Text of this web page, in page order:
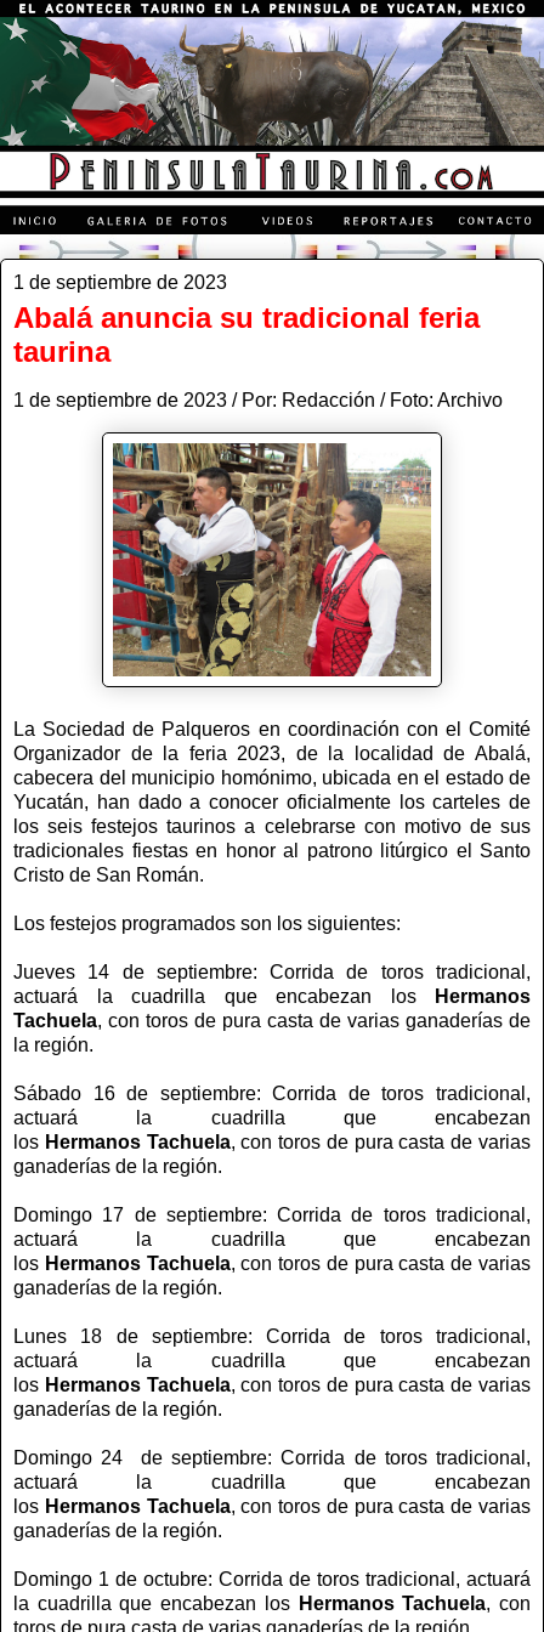
1 de septiembre de 2023
Abalá anuncia su tradicional feria
taurina
1 de septiembre de 2023 / Por: Redacción / Foto: Archivo
La Sociedad de Palqueros en coordinación con el Comité
Organizador de la feria 2023, de la localidad de Abalá,
cabecera del municipio homónimo, ubicada en el estado de
Yucatán, han dado a conocer oficialmente los carteles de
los seis festejos taurinos a celebrarse con motivo de sus
tradicionales fiestas en honor al patrono litúrgico el Santo
Cristo de San Román.
Los festejos programados son los siguientes:
Jueves 14 de septiembre: Corrida de toros tradicional,
actuará la cuadrilla que encabezan los
Hermanos
Tachuela, con toros de pura casta de varias ganaderías de
la región.
Sábado 16 de septiembre: Corrida de toros tradicional,
actuará la cuadrilla que encabezan
los Hermanos Tachuela, con toros de pura casta de varias
ganaderías de la región.
Domingo 17 de septiembre: Corrida de toros tradicional,
actuará la cuadrilla que encabezan
los Hermanos Tachuela, con toros de pura casta de varias
ganaderías de la región.
Lunes 18 de septiembre: Corrida de toros tradicional,
actuará la cuadrilla que encabezan
los Hermanos Tachuela, con toros de pura casta de varias
ganaderías de la región.
Domingo 24 de septiembre: Corrida de toros tradicional,
actuará la cuadrilla que encabezan
los Hermanos Tachuela, con toros de pura casta de varias
ganaderías de la región.
Domingo 1 de octubre: Corrida de toros tradicional, actuará
la cuadrilla que encabezan losHermanos Tachuela, con
toros de pura casta de varias ganaderías de la región.